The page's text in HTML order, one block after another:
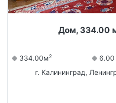
Дом, 334.00
334.00м2 6.00
г. Калининград,